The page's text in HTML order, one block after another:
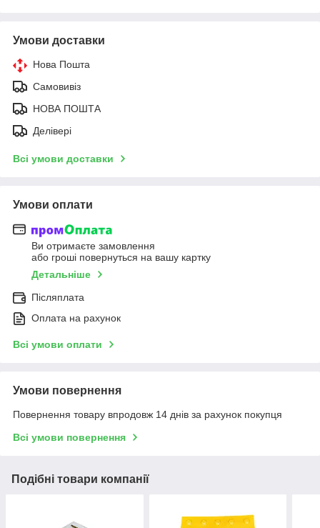
Умови доставки
Нова Пошта
Самовивіз
НОВА ПОШТА
Делівері
Всі умови доставки
Умови оплати
Ви отримаєте замовлення
або гроші повернуться на вашу картку
Детальніше
Післяплата
Оплата на рахунок
Всі умови оплати
Умови повернення
Повернення товару впродовж 14 днів за рахунок покупця
Всі умови повернення
Подібні товари компанії